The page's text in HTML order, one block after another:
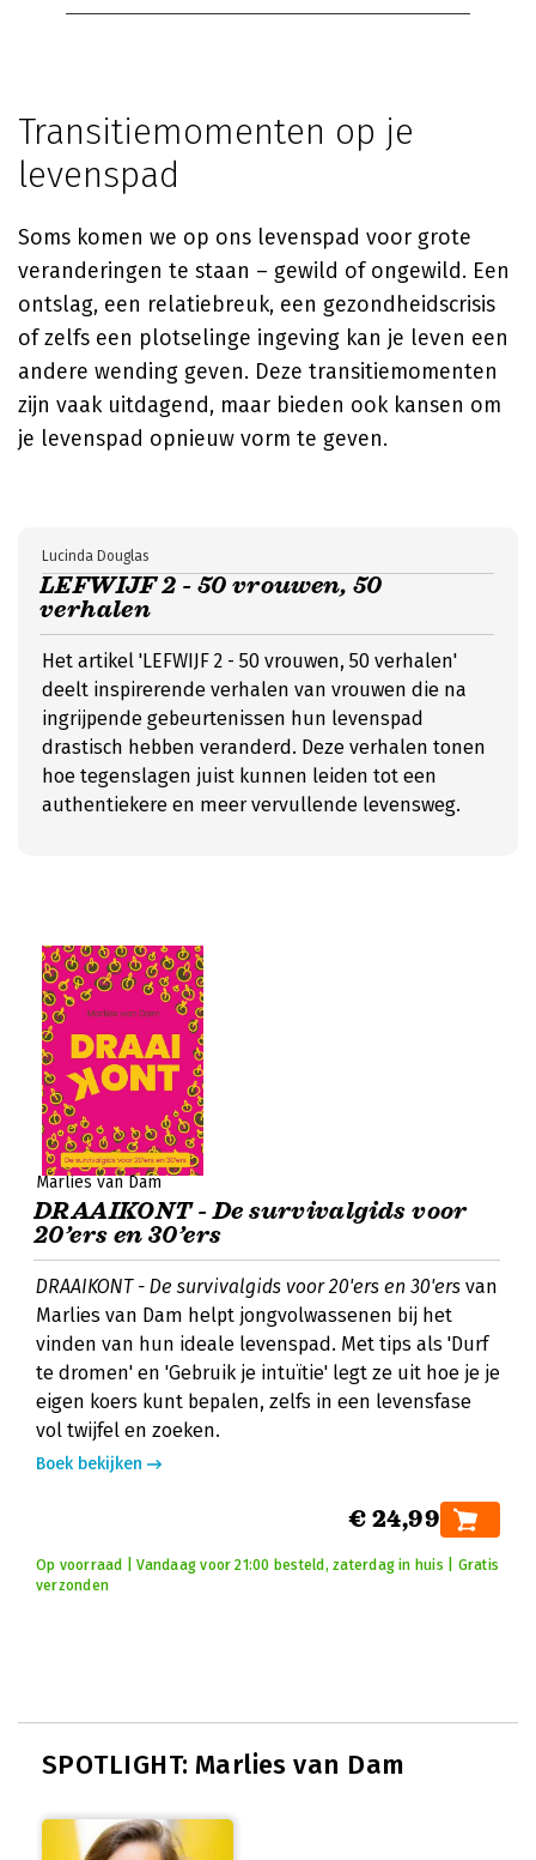
Transitiemomenten op je
levenspad
Soms komen we op ons levenspad voor grote
veranderingen te staan – gewild of ongewild. Een
ontslag, een relatiebreuk, een gezondheidscrisis
of zelfs een plotselinge ingeving kan je leven een
andere wending geven. Deze transitiemomenten
zijn vaak uitdagend, maar bieden ook kansen om
je levenspad opnieuw vorm te geven.
LEFWIJF 2 - 50 vrouwen, 50
verhalen
Lucinda Douglas
Het artikel 'LEFWIJF 2 - 50 vrouwen, 50 verhalen'
deelt inspirerende verhalen van vrouwen die na
ingrijpende gebeurtenissen hun levenspad
drastisch hebben veranderd. Deze verhalen tonen
hoe tegenslagen juist kunnen leiden tot een
authentiekere en meer vervullende levensweg.
Marlies van Dam
DRAAIKONT - De survivalgids voor
20’ers en 30’ers
DRAAIKONT - De survivalgids voor 20'ers en 30'ers van
Marlies van Dam helpt jongvolwassenen bij het
vinden van hun ideale levenspad. Met tips als 'Durf
te dromen' en 'Gebruik je intuïtie' legt ze uit hoe je je
eigen koers kunt bepalen, zelfs in een levensfase
vol twijfel en zoeken.
Boek bekijken
€ 24,99
Op voorraad | Vandaag voor 21:00 besteld, zaterdag in huis | Gratis
verzonden
SPOTLIGHT: Marlies van Dam